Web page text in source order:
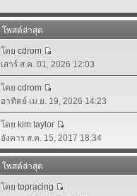
โพสต์ล่าสุด
โดย cdrom
เสาร์ ส.ค. 01, 2026 12:03
โดย cdrom
อาทิตย์ เม.ย. 19, 2026 14:23
โดย kim taylor
อังคาร ส.ค. 15, 2017 18:34
โพสต์ล่าสุด
โดย topracing